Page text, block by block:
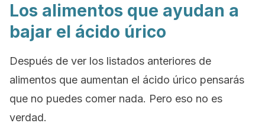
Los alimentos que ayudan a
bajar el ácido úrico
Después de ver los listados anteriores de
alimentos que aumentan el ácido úrico pensarás
que no puedes comer nada. Pero eso no es
verdad.